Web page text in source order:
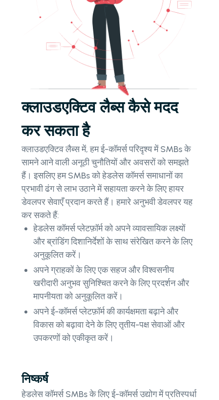
क्लाउडएक्टिव लैब्स कैसे मदद
कर सकता है
क्लाउडएक्टिव लैब्स में, हम ई-कॉमर्स परिदृश्य में SMBs के
सामने आने वाली अनूठी चुनौतियों और अवसरों को समझते
हैं। इसलिए हम SMBs को हेडलेस कॉमर्स समाधानों का
प्रभावी ढंग से लाभ उठाने में सहायता करने के लिए हायर
डेवलपर सेवाएँ प्रदान करते हैं। हमारे अनुभवी डेवलपर यह
कर सकते हैं:
हेडलेस कॉमर्स प्लेटफ़ॉर्म को अपने व्यावसायिक लक्ष्यों
और ब्रांडिंग दिशानिर्देशों के साथ संरेखित करने के लिए
अनुकूलित करें।
अपने ग्राहकों के लिए एक सहज और विश्वसनीय
खरीदारी अनुभव सुनिश्चित करने के लिए प्रदर्शन और
मापनीयता को अनुकूलित करें।
अपने ई-कॉमर्स प्लेटफ़ॉर्म की कार्यक्षमता बढ़ाने और
विकास को बढ़ावा देने के लिए तृतीय-पक्ष सेवाओं और
उपकरणों को एकीकृत करें।
निष्कर्ष
हेडलेस कॉमर्स SMBs के लिए ई-कॉमर्स उद्योग में प्रतिस्पर्धा